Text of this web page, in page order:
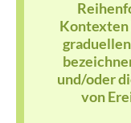
Kontexten
und/oder
von